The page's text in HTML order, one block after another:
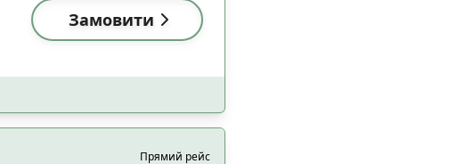
🌆Ввечері (18:00-22:59) 7
Замовити
Прямий рейс